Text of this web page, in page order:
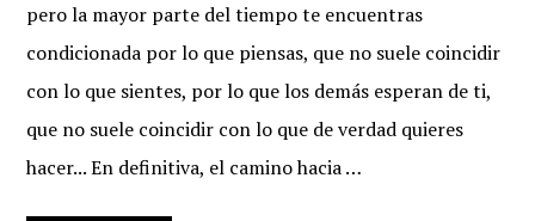
pero la mayor parte del tiempo te encuentras
condicionada por lo que piensas, que no suele coincidir
con lo que sientes, por lo que los demás esperan de ti,
que no suele coincidir con lo que de verdad quieres
hacer... En definitiva, el camino hacia …